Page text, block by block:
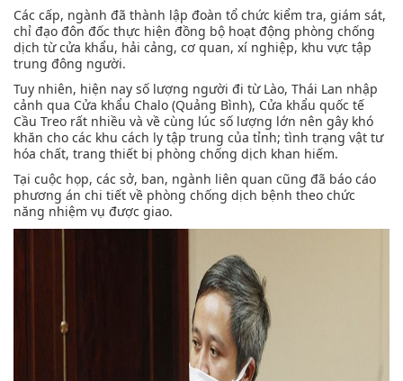
Các cấp, ngành đã thành lập đoàn tổ chức kiểm tra, giám sát,
chỉ đạo đôn đốc thực hiện đồng bộ hoạt động phòng chống
dịch từ cửa khẩu, hải cảng, cơ quan, xí nghiệp, khu vực tập
trung đông người.
Tuy nhiên, hiện nay số lượng người đi từ Lào, Thái Lan nhập
cảnh qua Cửa khẩu Chalo (Quảng Bình), Cửa khẩu quốc tế
Cầu Treo rất nhiều và về cùng lúc số lượng lớn nên gây khó
khăn cho các khu cách ly tập trung của tỉnh; tình trạng vật tư
hóa chất, trang thiết bị phòng chống dịch khan hiếm.
Tại cuộc họp, các sở, ban, ngành liên quan cũng đã báo cáo
phương án chi tiết về phòng chống dịch bệnh theo chức
năng nhiệm vụ được giao.